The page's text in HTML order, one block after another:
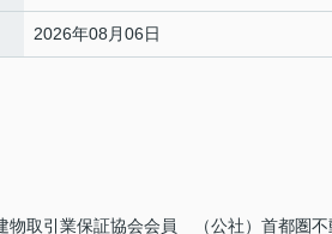
2026年08月06日
物取引業保証協会会員 （公社）首都圏不